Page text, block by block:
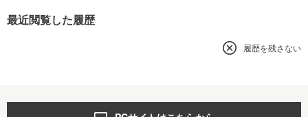
最近閲覧した履歴
履歴を残さない